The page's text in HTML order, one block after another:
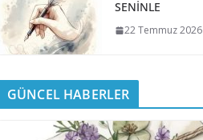
SENİNLE
22 Temmuz 2026
GÜNCEL HABERLER